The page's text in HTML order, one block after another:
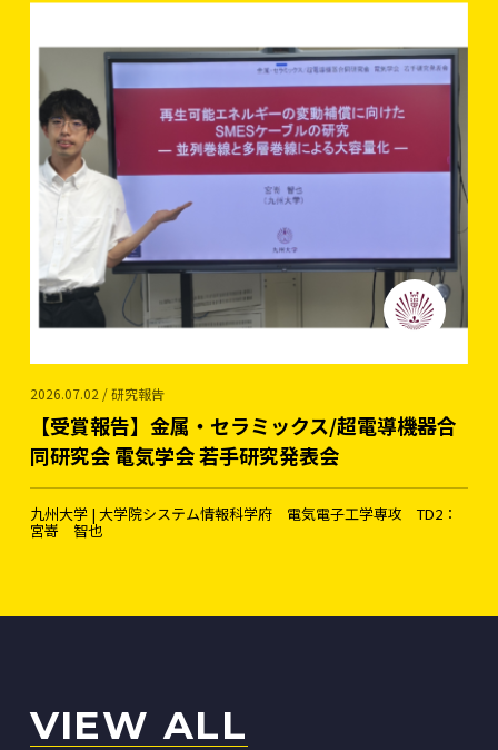
2026.07.02 / 研究報告
【受賞報告】金属・セラミックス/超電導機器合
同研究会 電気学会 若手研究発表会
九州大学 | 大学院システム情報科学府 電気電子工学専攻 TD2：
宮嵜 智也
VIEW ALL